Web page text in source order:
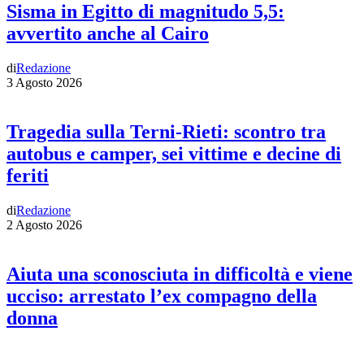
Sisma in Egitto di magnitudo 5,5:
avvertito anche al Cairo
diRedazione
3 Agosto 2026
Tragedia sulla Terni-Rieti: scontro tra
autobus e camper, sei vittime e decine di
feriti
diRedazione
2 Agosto 2026
Aiuta una sconosciuta in difficoltà e viene
ucciso: arrestato l’ex compagno della
donna